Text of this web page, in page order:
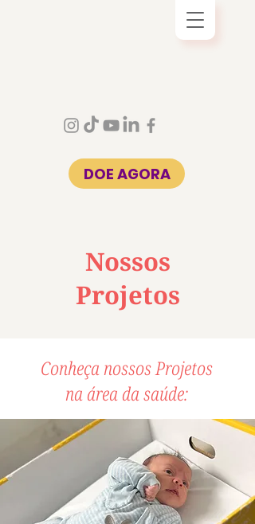
DOE AGORA
Nossos
Projetos
Conheça nossos Projetos
na área da saúde: